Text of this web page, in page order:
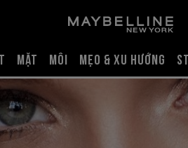
MẶT MÔI MẸO & XU HƯỚNG